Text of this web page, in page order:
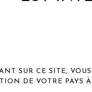
SUR CE SITE,
DE VOTRE PAYS